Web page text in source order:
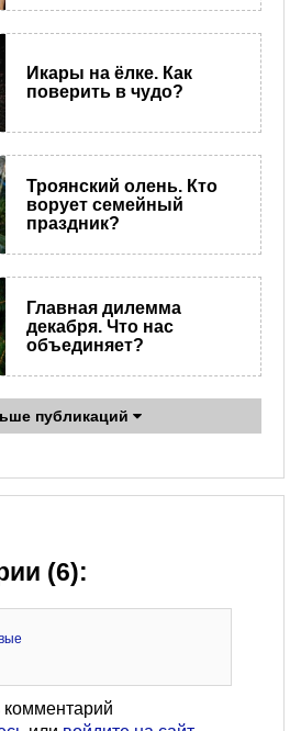
Икары на ёлке. Как
поверить в чудо?
Троянский олень. Кто
ворует семейный
праздник?
Главная дилемма
декабря. Что нас
объединяет?
публикаций
(6):
комментарий